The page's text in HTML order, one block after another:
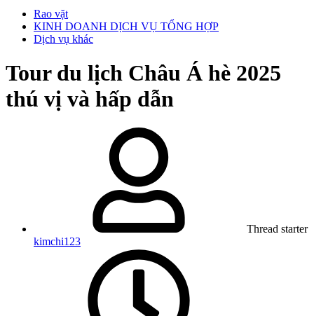
Rao vặt
KINH DOANH DỊCH VỤ TỔNG HỢP
Dịch vụ khác
Tour du lịch Châu Á hè 2025
thú vị và hấp dẫn
Thread starter
kimchi123